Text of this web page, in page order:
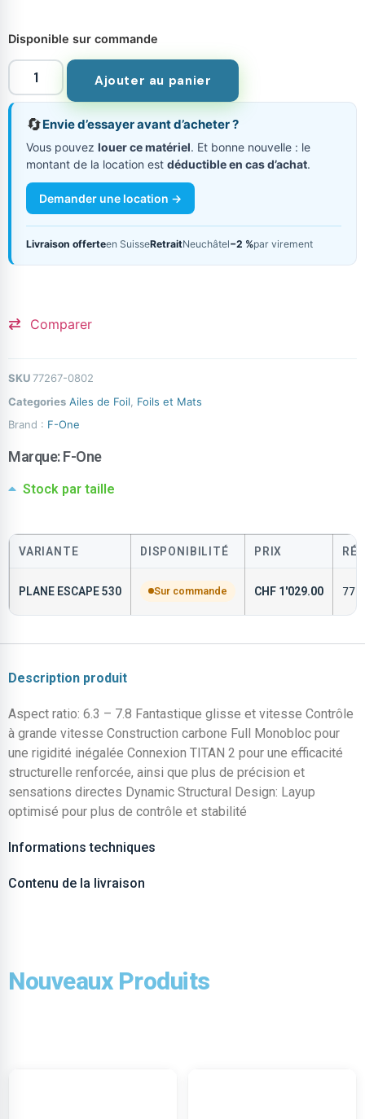
Disponible sur commande
Ajouter au panier
🔄Envie d’essayer avant d’acheter ?
Vous pouvez louer ce matériel. Et bonne nouvelle : le
montant de la location est déductible en cas d’achat.
Demander une location →
Livraison offerteen SuisseRetraitNeuchâtel−2 %par virement
Comparer
SKU 77267-0802
Categories Ailes de Foil
Foils et Mats
Brand : F-One
Marque:F-One
Stock par taille
VARIANTE DISPONIBILITÉ PRIX
PLANE ESCAPE 530 Sur commande CHF 1'029.00
Description produit
Aspect ratio: 6.3 – 7.8 Fantastique glisse et vitesse Contrôle
à grande vitesse Construction carbone Full Monobloc pour
une rigidité inégalée Connexion TITAN 2 pour une efficacité
structurelle renforcée, ainsi que plus de précision et
sensations directes Dynamic Structural Design: Layup
optimisé pour plus de contrôle et stabilité
Informations techniques
Contenu de la livraison
Nouveaux Produits